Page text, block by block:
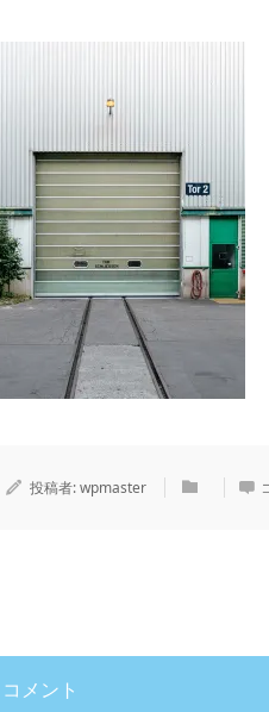
投稿者:wpmaster
コメント